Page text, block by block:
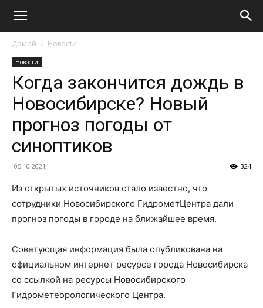
Домой Новости
Новости
Когда закончится дождь в
Новосибирске? Новый
прогноз погоды от
синоптиков
05.10.2021 324
Из открытых источников стало известно, что
сотрудники Новосибирского ГидрометЦентра дали
прогноз погоды в городе на ближайшее время.
Советующая информация была опубликована на
официальном интернет ресурсе города Новосибирска
со ссылкой на ресурсы Новосибирского
Гидрометеорологического Центра.